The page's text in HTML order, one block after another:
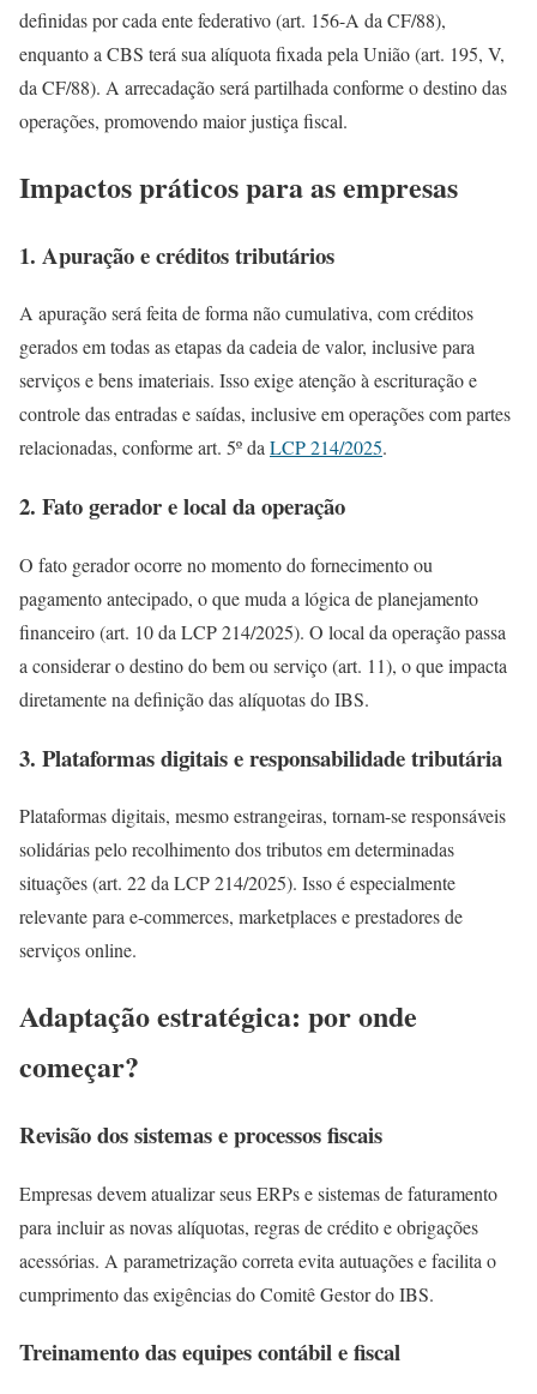
definidas por cada ente federativo (art. 156-A da CF/88),
enquanto a CBS terá sua alíquota fixada pela União (art. 195, V,
da CF/88). A arrecadação será partilhada conforme o destino das
operações, promovendo maior justiça fiscal.
Impactos práticos para as empresas
1. Apuração e créditos tributários
A apuração será feita de forma não cumulativa, com créditos
gerados em todas as etapas da cadeia de valor, inclusive para
serviços e bens imateriais. Isso exige atenção à escrituração e
controle das entradas e saídas, inclusive em operações com partes
relacionadas, conforme art. 5º daLCP 214/2025.
2. Fato gerador e local da operação
O fato gerador ocorre no momento do fornecimento ou
pagamento antecipado, o que muda a lógica de planejamento
financeiro (art. 10 da LCP 214/2025). O local da operação passa
a considerar o destino do bem ou serviço (art. 11), o que impacta
diretamente na definição das alíquotas do IBS.
3. Plataformas digitais e responsabilidade tributária
Plataformas digitais, mesmo estrangeiras, tornam-se responsáveis
solidárias pelo recolhimento dos tributos em determinadas
situações (art. 22 da LCP 214/2025). Isso é especialmente
relevante para e-commerces, marketplaces e prestadores de
serviços online.
Adaptação estratégica: por onde
começar?
Revisão dos sistemas e processos fiscais
Empresas devem atualizar seus ERPs e sistemas de faturamento
para incluir as novas alíquotas, regras de crédito e obrigações
acessórias. A parametrização correta evita autuações e facilita o
cumprimento das exigências do Comitê Gestor do IBS.
Treinamento das equipes contábil e fiscal